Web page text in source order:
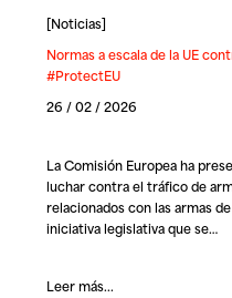
[Noticias]
Normas a escala de la UE
#ProtectEU
26 / 02 / 2026
La Comisión Europea ha
luchar contra el tráfico de
relacionados con las armas
iniciativa legislativa que se…
Leer más...